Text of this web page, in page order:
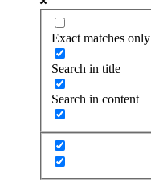
Exact matches only
Search in title
Search in content